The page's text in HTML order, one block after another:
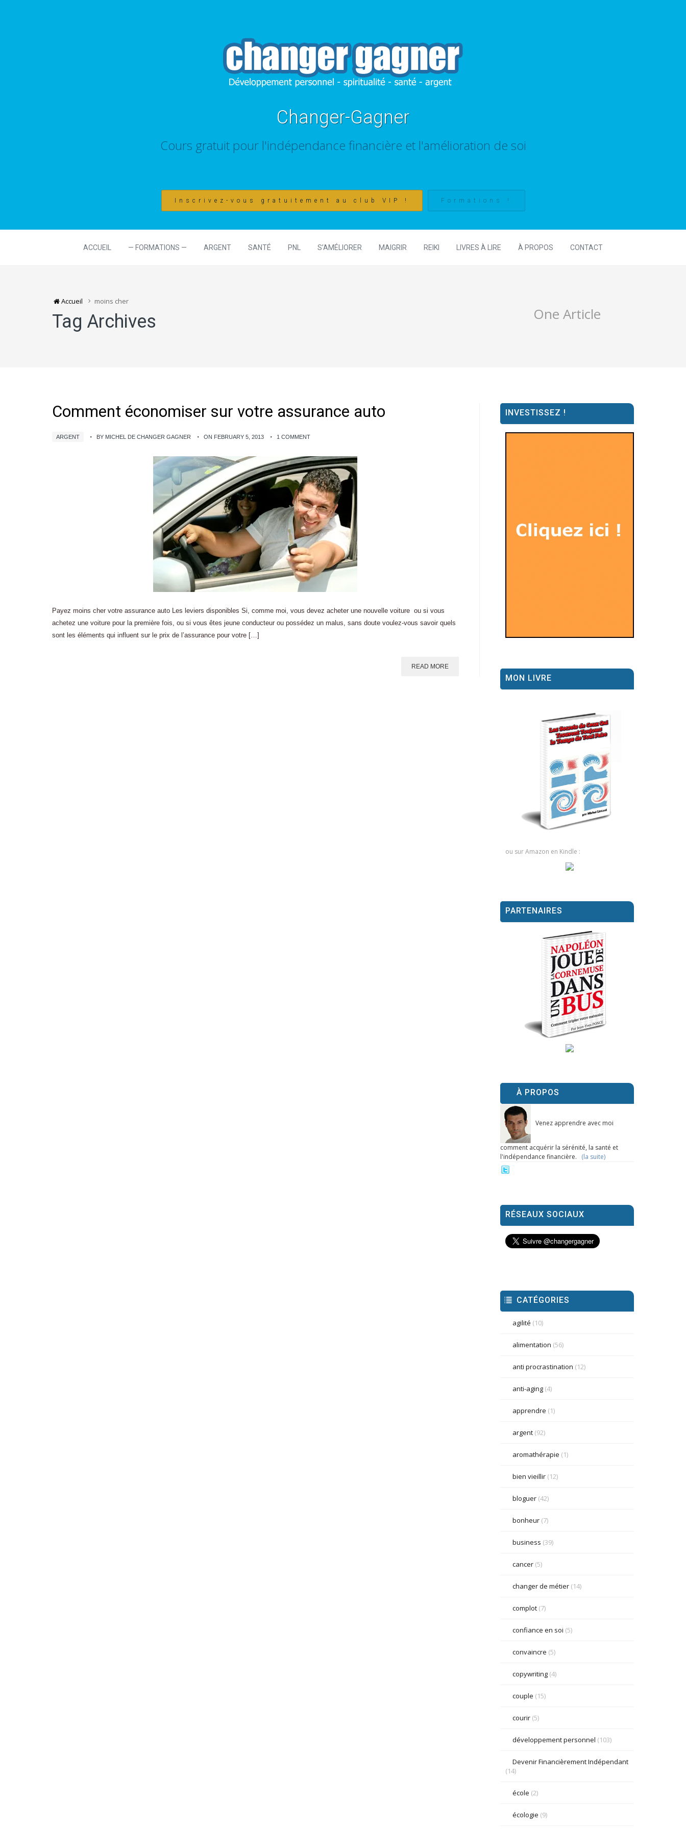
Changer-Gagner
Cours gratuit pour l'indépendance financière et l'amélioration de soi
Inscrivez-vous gratuitement au club VIP ! Formations !
ACCUEIL — FORMATIONS — ARGENT SANTÉ PNL S’AMÉLIORER MAIGRIR REIKI LIVRES À LIRE À PROPOS CONTACT
Accueil moins cher
Tag Archives One Article
Comment économiser sur votre assurance auto
ARGENT BY MICHEL DE CHANGER GAGNER ON FEBRUARY 5, 2013 1 COMMENT
Payez moins cher votre assurance auto Les leviers disponibles Si, comme moi, vous devez acheter une nouvelle voiture ou si vous
achetez une voiture pour la première fois, ou si vous êtes jeune conducteur ou possédez un malus, sans doute voulez-vous savoir quels
sont les éléments qui influent sur le prix de l’assurance pour votre […]
READ MORE
INVESTISSEZ !
MON LIVRE
ou sur Amazon en Kindle :
PARTENAIRES
À PROPOS
Venez apprendre avec moi
comment acquérir la sérénité, la santé et
l'indépendance financière. (la suite)
RÉSEAUX SOCIAUX
CATÉGORIES
agilité (10)
alimentation (56)
anti procrastination (12)
anti-aging(4)
apprendre (1)
argent(92)
aromathérapie (1)
bien vieillir(12)
bloguer(42)
bonheur(7)
business (39)
cancer(5)
changer de métier(14)
complot(7)
confiance en soi (5)
convaincre (5)
copywriting(4)
couple (15)
courir(5)
développement personnel (103)
Devenir Financièrement Indépendant
(14)
école (2)
écologie (9)